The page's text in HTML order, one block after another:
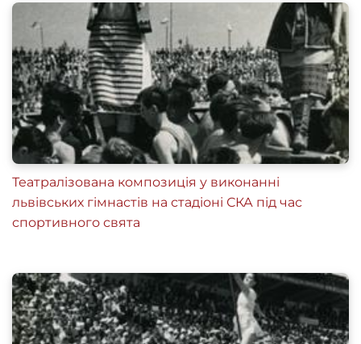
Театралізована композиція у виконанні
львівських гімнастів на стадіоні СКА під час
спортивного свята